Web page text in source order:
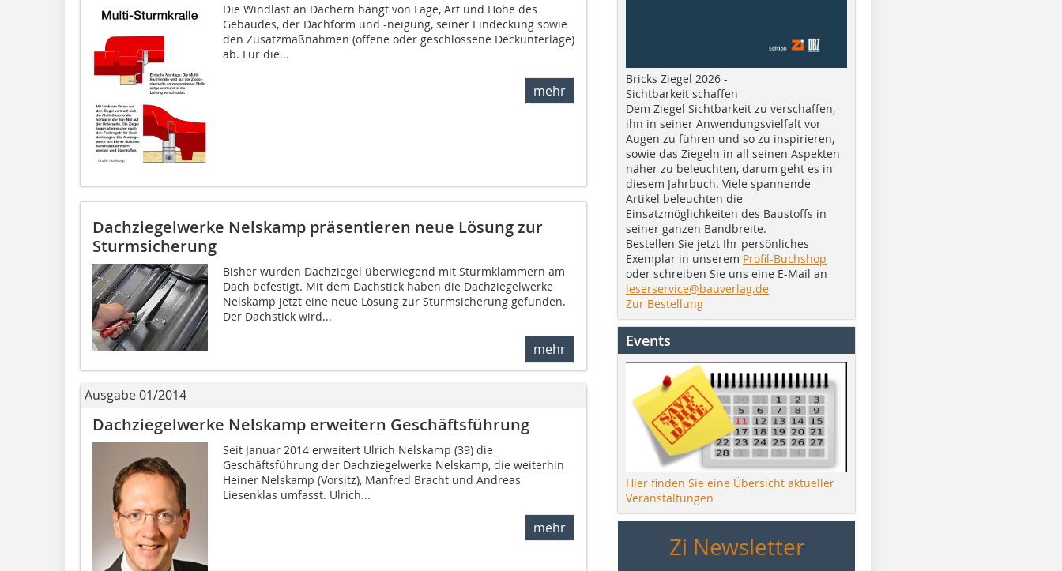
Die Windlast an Dächern hängt von Lage, Art und Höhe des
Gebäudes, der Dachform und -neigung, seiner Eindeckung sowie
den Zusatzmaßnahmen (offene oder geschlossene Deckunterlage)
ab. Für die...
mehr
Dachziegelwerke Nelskamp präsentieren neue Lösung zur
Sturmsicherung
Bisher wurden Dachziegel überwiegend mit Sturmklammern am
Dach befestigt. Mit dem Dachstick haben die Dachziegelwerke
Nelskamp jetzt eine neue Lösung zur Sturmsicherung gefunden.
Der Dachstick wird...
mehr
Ausgabe 01/2014
Dachziegelwerke Nelskamp erweitern Geschäftsführung
Seit Januar 2014 erweitert Ulrich Nelskamp (39) die
Geschäftsführung der Dachziegelwerke Nelskamp, die weiterhin
Heiner Nelskamp (Vorsitz), Manfred Bracht und Andreas
Liesenklas umfasst. Ulrich...
mehr
Bricks Ziegel 2026 -
Sichtbarkeit schaffen
Dem Ziegel Sichtbarkeit zu verschaffen,
ihn in seiner Anwendungsvielfalt vor
Augen zu führen und so zu inspirieren,
sowie das Ziegeln in all seinen Aspekten
näher zu beleuchten, darum geht es in
diesem Jahrbuch. Viele spannende
Artikel beleuchten die
Einsatzmöglichkeiten des Baustoffs in
seiner ganzen Bandbreite.
Bestellen Sie jetzt Ihr persönliches
Exemplar in unserem Profil-Buchshop
oder schreiben Sie uns eine E-Mail an
leserservice@bauverlag.de
Zur Bestellung
Events
Hier finden Sie eine Übersicht aktueller
Veranstaltungen
Zi Newsletter